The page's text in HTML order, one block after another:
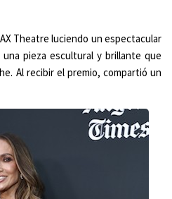
Theatre luciendo un espectacular
una pieza escultural y brillante que
Al recibir el premio, compartió un